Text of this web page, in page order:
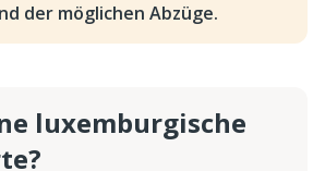
der möglichen Abzüge.
luxemburgische